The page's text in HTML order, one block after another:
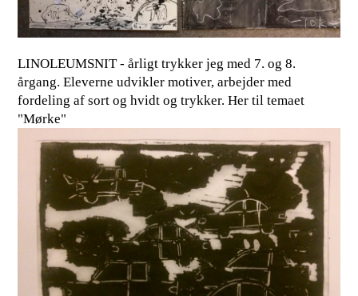
LINOLEUMSNIT - årligt trykker jeg med 7. og 8.
årgang. Eleverne udvikler motiver, arbejder med
fordeling af sort og hvidt og trykker. Her til temaet
"Mørke"